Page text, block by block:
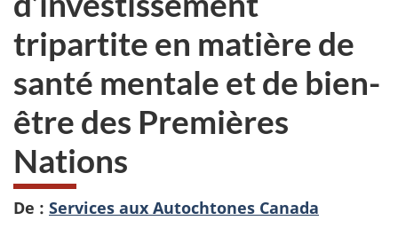
tripartite en matière de
santé mentale et de bien-
être des Premières
Nations
De : Services aux Autochtones Canada